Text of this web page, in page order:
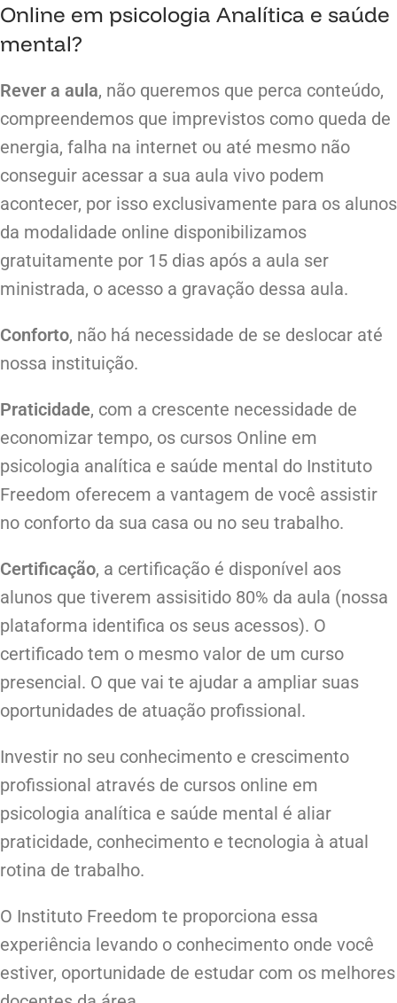
Online em psicologia Analítica e saúde
mental?
Rever a aula, não queremos que perca conteúdo,
compreendemos que imprevistos como queda de
energia, falha na internet ou até mesmo não
conseguir acessar a sua aula vivo podem
acontecer, por isso exclusivamente para os alunos
da modalidade online disponibilizamos
gratuitamente por 15 dias após a aula ser
ministrada, o acesso a gravação dessa aula.
Conforto, não há necessidade de se deslocar até
nossa instituição.
Praticidade, com a crescente necessidade de
economizar tempo, os cursos Online em
psicologia analítica e saúde mental do Instituto
Freedom oferecem a vantagem de você assistir
no conforto da sua casa ou no seu trabalho.
Certificação, a certificação é disponível aos
alunos que tiverem assisitido 80% da aula (nossa
plataforma identifica os seus acessos). O
certificado tem o mesmo valor de um curso
presencial. O que vai te ajudar a ampliar suas
oportunidades de atuação profissional.
Investir no seu conhecimento e crescimento
profissional através de cursos online em
psicologia analítica e saúde mental é aliar
praticidade, conhecimento e tecnologia à atual
rotina de trabalho.
O Instituto Freedom te proporciona essa
experiência levando o conhecimento onde você
estiver, oportunidade de estudar com os melhores